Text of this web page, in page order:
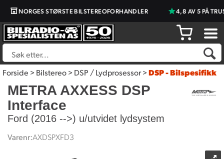
NORGES STØRSTE BILSTEREOFORHANDLER 4,8 AV 5 PÅ
Forside>Bilstereo>DSP / Lydprosessor>DSP - Bilspesifikk
METRA AXXESS DSP
Interface
Ford (2016 -->) u/utvidet lydsystem
Varenr:AXDSPXFD3